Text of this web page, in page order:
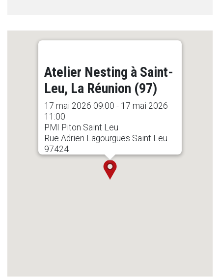
Atelier Nesting à Saint-
Leu, La Réunion (97)
17 mai 2026 09:00 - 17 mai 2026
11:00
PMI Piton Saint Leu
Rue Adrien Lagourgues Saint Leu
97424